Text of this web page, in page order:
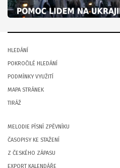
HLEDÁNÍ
POKROČILÉ HLEDÁNÍ
PODMÍNKY VYUŽITÍ
MAPA STRÁNEK
TIRÁŽ
MELODIE PÍSNÍ ZPĚVNÍKU
ČASOPISY KE STAŽENÍ
Z ČESKÉHO ZÁPASU
EXPORT KALENDÁŘE